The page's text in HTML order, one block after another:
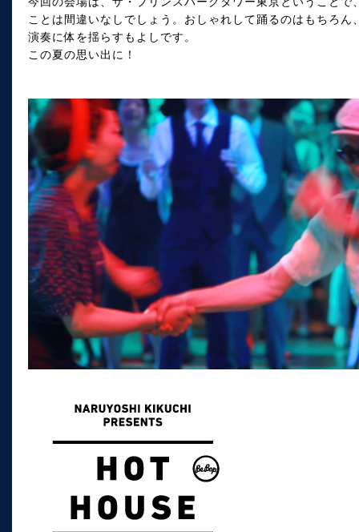
ことは間違いなしでしょう。おしゃれして踊るのはもちろ
演奏に体を揺らすもよしです。
この夏の思い出に！